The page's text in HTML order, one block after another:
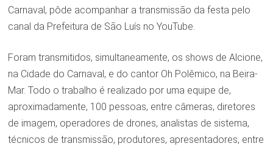
Carnaval, pôde acompanhar a transmissão da festa pelo
canal da Prefeitura de São Luís no YouTube.
Foram transmitidos, simultaneamente, os shows de Alcione,
na Cidade do Carnaval, e do cantor Oh Polêmico, na Beira-
Mar. Todo o trabalho é realizado por uma equipe de,
aproximadamente, 100 pessoas, entre câmeras, diretores
de imagem, operadores de drones, analistas de sistema,
técnicos de transmissão, produtores, apresentadores, entre